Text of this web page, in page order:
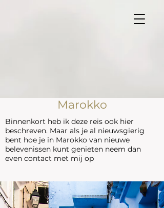
Marokko
Binnenkort heb ik deze reis ook hier
beschreven. Maar als je al nieuwsgierig
bent hoe je in Marokko van nieuwe
belevenissen kunt genieten neem dan
even contact met mij op